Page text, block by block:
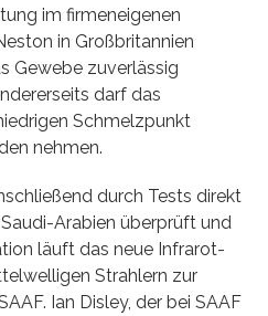
im firmeneigenen
in Großbritannien
Gewebe zuverlässig
darf das
Schmelzpunkt
nehmen.
durch Tests direkt
Arabien überprüft und
läuft das neue Infrarot-
Strahlern zur
Ian Disley, der bei SAAF